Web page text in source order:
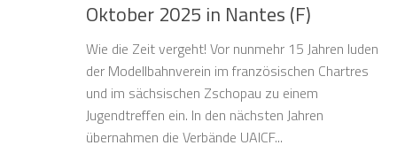
Oktober 2025 in Nantes (F)
Wie die Zeit vergeht! Vor nunmehr 15 Jahren luden
der Modellbahnverein im französischen Chartres
und im sächsischen Zschopau zu einem
Jugendtreffen ein. In den nächsten Jahren
übernahmen die Verbände UAICF...